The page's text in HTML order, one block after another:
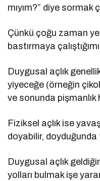
mıyım?” diye sormak
Çünkü çoğu zaman
bastırmaya
Duygusal açlık
yiyeceğe (örneğin
ve sonunda pişmanlık
Fiziksel açlık ise
doyabilir,
Duygusal açlık
yolları bulmak işe